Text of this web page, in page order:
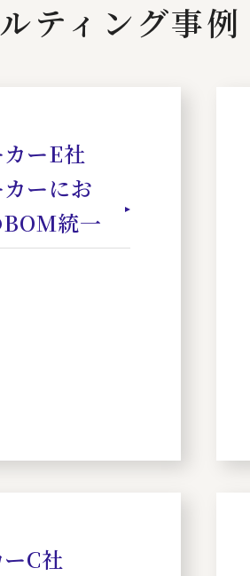
ティング事例
ーE社
ーにお
統一
C社